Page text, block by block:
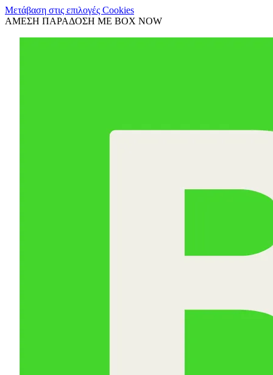
Μετάβαση στις επιλογές Cookies
ΑΜΕΣΗ ΠΑΡΑΔΟΣΗ ΜΕ BOX NOW